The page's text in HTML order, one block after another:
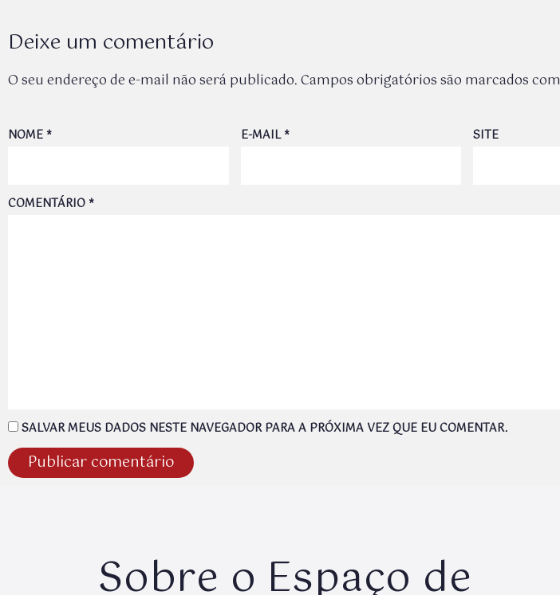
Deixe um comentário
O seu endereço de e-mail não será publicado.Campos obrigatórios são marcados com
NOME * E-MAIL* SITE
COMENTÁRIO *
SALVAR MEUS DADOS NESTE NAVEGADOR PARA A PRÓXIMA VEZ QUE EU COMENTAR.
Sobre o Espaço de